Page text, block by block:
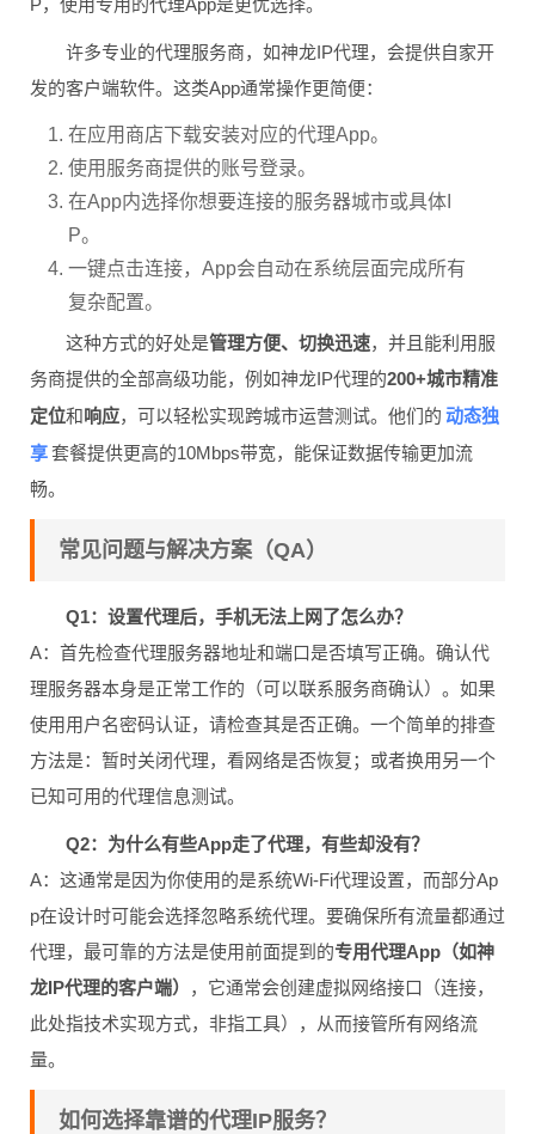
P，使用专用的代理App是更优选择。
许多专业的代理服务商，如神龙IP代理，会提供自家开
发的客户端软件。这类App通常操作更简便：
在应用商店下载安装对应的代理App。
使用服务商提供的账号登录。
在App内选择你想要连接的服务器城市或具体I
P。
一键点击连接，App会自动在系统层面完成所有
复杂配置。
这种方式的好处是管理方便、切换迅速，并且能利用服
务商提供的全部高级功能，例如神龙IP代理的200+城市精准
定位和响应，可以轻松实现跨城市运营测试。他们的 动态独
享 套餐提供更高的10Mbps带宽，能保证数据传输更加流
畅。
常见问题与解决方案（QA）
Q1：设置代理后，手机无法上网了怎么办？
A：首先检查代理服务器地址和端口是否填写正确。确认代
理服务器本身是正常工作的（可以联系服务商确认）。如果
使用用户名密码认证，请检查其是否正确。一个简单的排查
方法是：暂时关闭代理，看网络是否恢复；或者换用另一个
已知可用的代理信息测试。
Q2：为什么有些App走了代理，有些却没有？
A：这通常是因为你使用的是系统Wi-Fi代理设置，而部分Ap
p在设计时可能会选择忽略系统代理。要确保所有流量都通过
代理，最可靠的方法是使用前面提到的专用代理App（如神
龙IP代理的客户端）
，它通常会创建虚拟网络接口（连接，
此处指技术实现方式，非指工具），从而接管所有网络流
量。
如何选择靠谱的代理IP服务？